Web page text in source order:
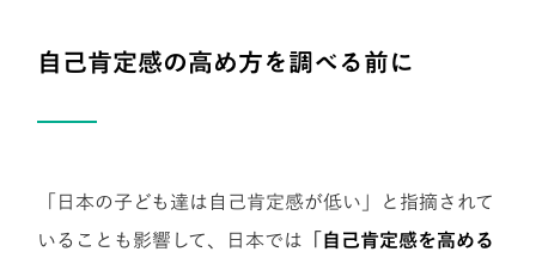
自己肯定感の高め方を調べる前に
「日本の子ども達は自己肯定感が低い」と指摘されて
いることも影響して、日本では
「自己肯定感を高める